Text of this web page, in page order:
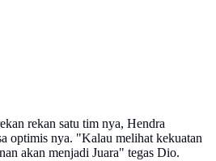
rekan satu tim nya, Hendra
optimis nya. "Kalau melihat kekuatan
akan menjadi Juara" tegas Dio.